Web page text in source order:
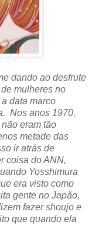
dando ao desfrute
mulheres no
data marco
. Nos anos 1970,
eram tão
metade das
ir atrás de
coisa do ANN,
Yosshimura
era visto como
gente no Japão,
fazer shoujo e
que quando ela